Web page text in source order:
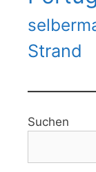
Strand
Suchen